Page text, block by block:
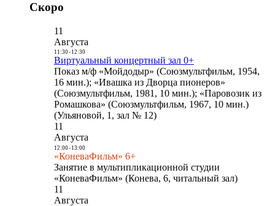
Скоро
11
Августа
11:30- 12:30
Виртуальный концертный зал 0+
Показ м/ф «Мойдодыр» (Союзмультфильм, 1954,
16 мин.); «Ивашка из Дворца пионеров»
(Союзмультфильм, 1981, 10 мин.); «Паровозик из
Ромашкова» (Союзмультфильм, 1967, 10 мин.)
(Ульяновой, 1, зал № 12)
11
Августа
12:00- 13:00
«КоневаФильм» 6+
Занятие в мультипликационной студии
«КоневаФильм» (Конева, 6, читальный зал)
11
Августа